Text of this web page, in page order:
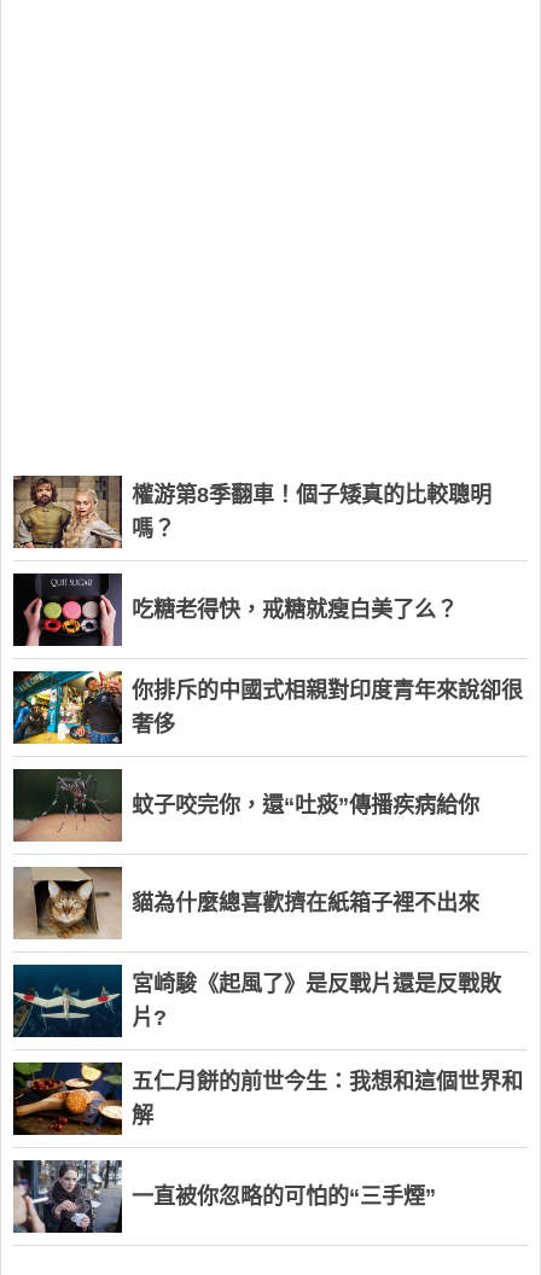
權游第8季翻車！個子矮真的比較聰明
嗎？
吃糖老得快，戒糖就瘦白美了么？
你排斥的中國式相親對印度青年來說卻很
奢侈
蚊子咬完你，還“吐痰”傳播疾病給你
貓為什麼總喜歡擠在紙箱子裡不出來
宮崎駿《起風了》是反戰片還是反戰敗
片?
五仁月餅的前世今生：我想和這個世界和
解
一直被你忽略的可怕的“三手煙”